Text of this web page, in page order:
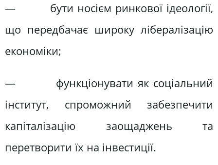
— бути носієм ринкової ідеології,
що передбачає широку лібералізацію
економіки;
— функціонувати як соціальний
інститут, спроможний забезпечити
капіталізацію заощаджень та
перетворити їх на інвестиції.